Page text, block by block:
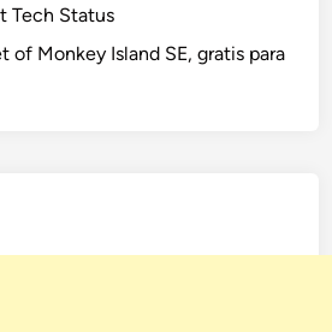
Tech Status
of Monkey Island SE, gratis para